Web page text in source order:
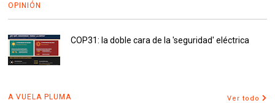
OPINIÓN
COP31: la doble cara de la 'seguridad' eléctrica
A VUELA PLUMA Ver todo